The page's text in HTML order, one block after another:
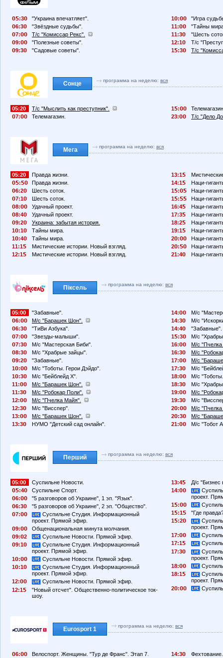
:3
"Украина впечатляет".
6:3
"Звёздные судьбы".
7:
Т/с "Комиссар Рекс".
9:
"Полезные советы".
9:3
"Садовые советы".
1 :
"Игра
11:
"Тайны
11:3
"Шесть
12:1
Т/с
1
:3 Т/с
Сонце программа на неделю: вся
05:20
Т/с "Мыслить как преступник".
7:
Телемагазин.
1 :
23:
Т/с "Дело
Мега программа на неделю: вся
05:20
Правда жизни.
:
Правда жизни.
6:2
Шесть соток.
7:1
Шесть соток.
8:
Удачный проект.
8:4
Удачный проект.
9:2
Украина: забытая история.
1
:1
Тайны мира.
1
:4
Тайны мира.
11:1
Мистические истории. Новый взгляд.
12:1
Мистические истории. Новый взгляд.
13:1
14:1
Наци-
1
:
Наци-
1
:
Наци-
16:4
Наци-
17:3
Наци-
18:2
Наци-
19:1
Наци-
2
:
Наци-
2
:
Наци-
21:4
Наци-
Піксель программа на неделю: вся
05:00
"Забавные".
6:
М/с "Барашек Шон".
6:3
"ТиВи Азбука".
7:
"Звезды-малыши".
7:3
М/с "Мастерская Биби".
8:3
М/с "Храбрые зайцы".
9:2
"Забавные".
1
:
М/с "Тоботы. Герои Дэйдо".
1
:3
М/с "Бейблейд X".
11:
М/с "Барашек Шон".
11:3
М/с "Робокар Поли".
12:
М/с "Пчелка Майя".
12:3
М/с "Висспер".
13:
М/с "Барашек Шон".
13:3
НУМО "Детский сад онлайн".
14:
М/с
14:3
М/с
14:4
"Забавные".
1
:3
М/с
16:
М/с
16:3
М/с
17:
М/с
17:3
М/с
18:
М/с
18:3
М/с
19:
М/с
19:3
М/с
2
:
М/с
2
:3
М/с
21:
М/с "Тобот
Перший программа на неделю: вся
05:00
Суспильне Новости.
:4
Суспильне Спорт.
6:
"5 разговоров об Украине", 1 эп. "Язык".
6:3
"5 разговоров об Украине", 2 эп. "Общество".
7:
Суспильне Студия. Информационный
проект. Прямой эфир.
9:
Общенациональная минута молчания.
9:
2
Суспильне Новости. Прямой эфир.
9:1
Суспильне Студия. Информационный
проект. Прямой эфир.
1
:
Суспильне Новости. Прямой эфир.
1
:1
Суспильне Студия. Информационный
проект. Прямой эфир.
12:
Суспильне Новости. Прямой эфир.
12:1
"Новый отсчет". Общественно-политическое ток-
шоу.
13:4
Д/с "Бизнес
14:
проект.
1
:
1
:1
"Где
1
:2
проект.
17:
17:1
17:3
проект.
18:
18:1
проект.
2
:
Eurosport 1 программа на неделю: вся
6:
Велоспорт. Женщины. "Тур де Франс". Этап 7.
14:3